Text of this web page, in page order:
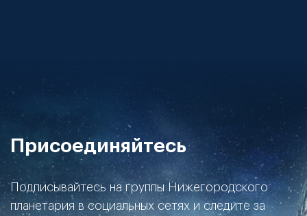
Присоединяйтесь
Подписывайтесь на группы Нижегородского
планетария в социальных сетях и следите за